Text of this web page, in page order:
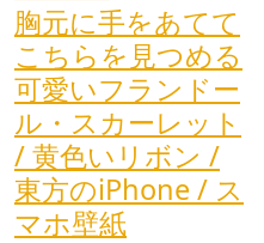
胸元に手をあてて
こちらを見つめる
可愛いフランドー
ル・スカーレット
/ 黄色いリボン /
東方のiPhone / ス
マホ壁紙